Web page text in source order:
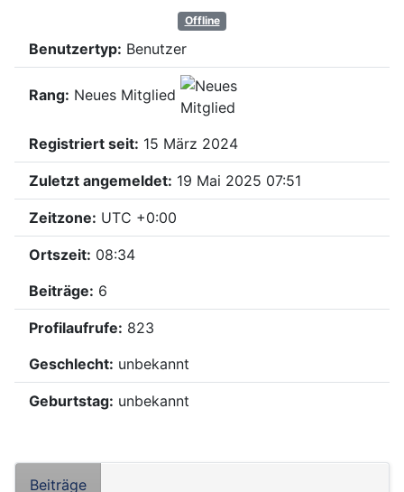
Offline
Benutzertyp: Benutzer
Rang: Neues Mitglied
Registriert seit: 15 März 2024
Zuletzt angemeldet: 19 Mai 2025 07:51
Zeitzone: UTC +0:00
Ortszeit: 08:34
Beiträge: 6
Profilaufrufe: 823
Geschlecht: unbekannt
Geburtstag: unbekannt
Beiträge